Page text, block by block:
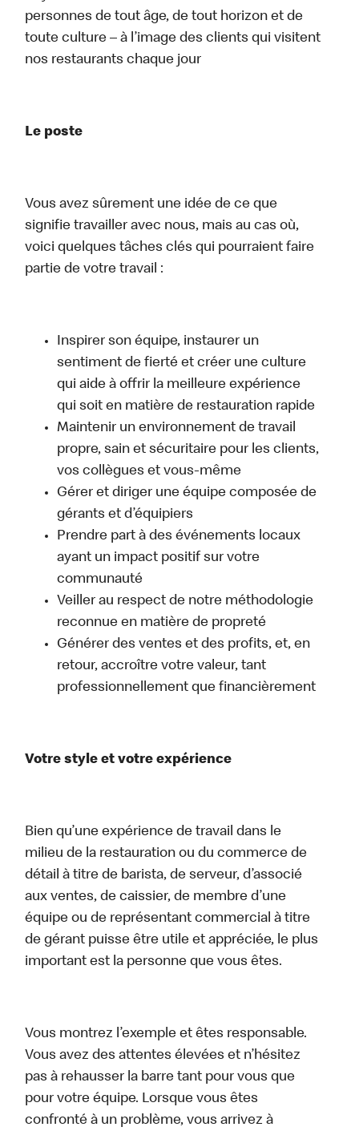
personnes de tout âge, de tout horizon et de
toute culture – à l’image des clients qui visitent
nos restaurants chaque jour
Le poste
Vous avez sûrement une idée de ce que
signifie travailler avec nous, mais au cas où,
voici quelques tâches clés qui pourraient faire
partie de votre travail :
Inspirer son équipe, instaurer un
sentiment de fierté et créer une culture
qui aide à offrir la meilleure expérience
qui soit en matière de restauration rapide
Maintenir un environnement de travail
propre, sain et sécuritaire pour les clients,
vos collègues et vous-même
Gérer et diriger une équipe composée de
gérants et d’équipiers
Prendre part à des événements locaux
ayant un impact positif sur votre
communauté
Veiller au respect de notre méthodologie
reconnue en matière de propreté
Générer des ventes et des profits, et, en
retour, accroître votre valeur, tant
professionnellement que financièrement
Votre style et votre expérience
Bien qu’une expérience de travail dans le
milieu de la restauration ou du commerce de
détail à titre de barista, de serveur, d’associé
aux ventes, de caissier, de membre d’une
équipe ou de représentant commercial à titre
de gérant puisse être utile et appréciée, le plus
important est la personne que vous êtes.
Vous montrez l’exemple et êtes responsable.
Vous avez des attentes élevées et n’hésitez
pas à rehausser la barre tant pour vous que
pour votre équipe. Lorsque vous êtes
confronté à un problème, vous arrivez à